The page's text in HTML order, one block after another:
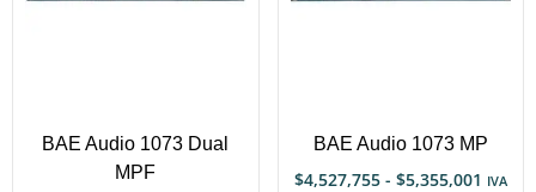
BAE Audio 1073 Dual
MPF
BAE Audio 1073 MP
$4,527,755 - $5,355,001 IVA